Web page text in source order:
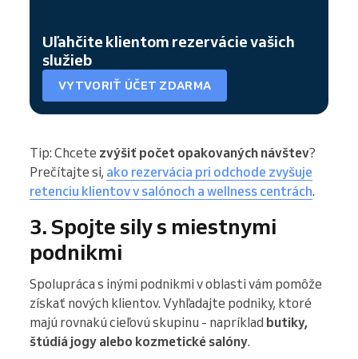
Uľahčite klientom rezervácie vašich
služieb
VYTVORIŤ ÚČET ZDARMA
Tip: Chcete zvýšiť počet opakovaných návštev?
Prečítajte si, ako rezervácia pri odchode zvyšuje
retenciu klientov v salónoch a wellness centrách.
3. Spojte sily s miestnymi
podnikmi
Spolupráca s inými podnikmi v oblasti vám pomôže
získať nových klientov. Vyhľadajte podniky, ktoré
majú rovnakú cieľovú skupinu - napríklad butiky,
štúdiá jogy alebo kozmetické salóny.